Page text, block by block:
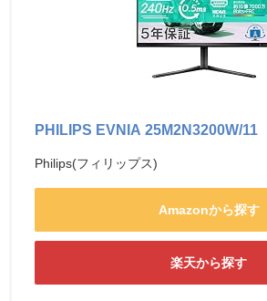
PHILIPS EVNIA 25M2N3200W/11
Philips(フィリップス)
Amazonから探す
楽天から探す